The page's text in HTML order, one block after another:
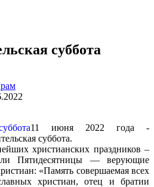
суббота
11 июня 2022 года -
суббота.
христианских праздников –
Пятидесятницы — верующие
«Память совершаемая всех
христиан, отец и братии